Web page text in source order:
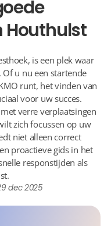
Houthulst
is een plek waar
u nu een startende
runt, het vinden van
voor uw succes.
verre verplaatsingen
zich focussen op uw
niet alleen correct
proactieve gids in het
responstijden als
dec 2025